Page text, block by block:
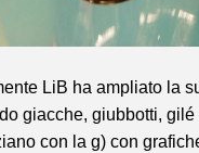
LiB ha ampliato la
giacche, giubbotti, gilé
con la g) con